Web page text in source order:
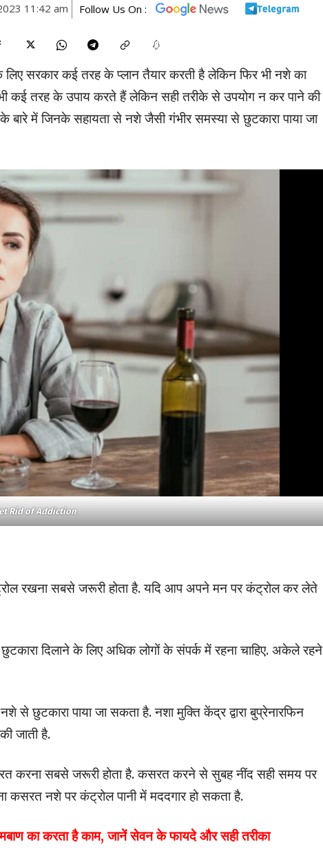
11:42 am Follow Us On :
सरकार कई तरह के प्लान तैयार करती है लेकिन फिर भी नशे का
कई तरह के उपाय करते हैं लेकिन सही तरीके से उपयोग न कर पाने की
में जिनके सहायता से नशे जैसी गंभीर समस्या से छुटकारा पाया जा
Rid of Addiction
रखना सबसे जरूरी होता है. यदि आप अपने मन पर कंट्रोल कर लेते
दिलाने के लिए अधिक लोगों के संपर्क में रहना चाहिए. अकेले रहने
से छुटकारा पाया जा सकता है. नशा मुक्ति केंद्र द्वारा बुप्रेनारफिन
जाती है.
करना सबसे जरूरी होता है. कसरत करने से सुबह नींद सही समय पर
कसरत नशे पर कंट्रोल पानी में मददगार हो सकता है.
का करता है काम, जानें सेवन के फायदे और सही तरीका